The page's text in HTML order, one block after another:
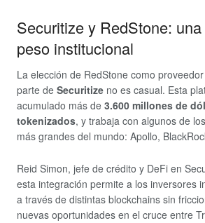
Securitize y RedStone:
peso institucional
La elección de RedStone como
parte de Securitize no es casual. Esta
acumulado más de 3.600 millones de
tokenizados, y trabaja con algunos de
más grandes del mundo: Apollo,
Reid Simon, jefe de crédito y DeFi en
esta integración permite a los inversores
a través de distintas blockchains sin
nuevas oportunidades en el cruce entre